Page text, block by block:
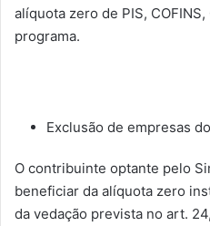
alíquota zero de PIS,
programa.
Exclusão de empresas
O contribuinte optante pelo
beneficiar da alíquota zero
da vedação prevista no art.